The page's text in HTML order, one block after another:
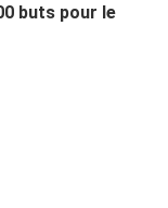
buts pour le